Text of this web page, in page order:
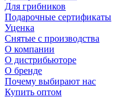
Для грибников
Подарочные сертификаты
Уценка
Снятые с производства
О компании
О дистрибьюторе
О бренде
Почему выбирают нас
Купить оптом